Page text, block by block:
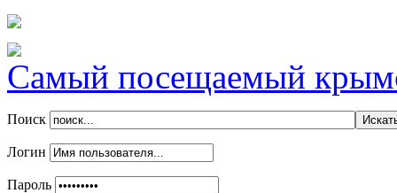
Самый посещаемый
Поиск
Логин
Пароль